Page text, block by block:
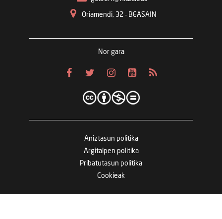
Oriamendi, 32 – BEASAIN
Nor gara
Aniztasun politika
Argitalpen politika
Pribatutasun politika
Cookieak